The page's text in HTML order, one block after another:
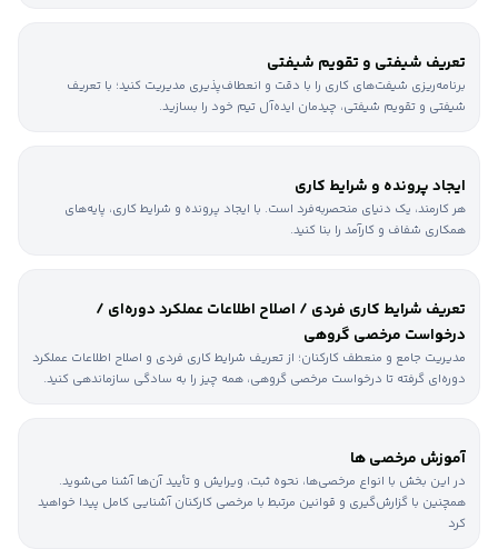
تعریف شیفتی و تقویم شیفتی
برنامه‌ریزی شیفت‌های کاری را با دقت و انعطاف‌پذیری مدیریت کنید؛ با تعریف
شیفتی و تقویم شیفتی، چیدمان ایده‌آل تیم خود را بسازید.
ایجاد پرونده و شرایط کاری
هر کارمند، یک دنیای منحصربه‌فرد است. با ایجاد پرونده و شرایط کاری، پایه‌های
همکاری شفاف و کارآمد را بنا کنید.
تعریف شرایط کاری فردی / اصلاح اطلاعات عملکرد دوره‌ای /
درخواست مرخصی گروهی
مدیریت جامع و منعطف کارکنان؛ از تعریف شرایط کاری فردی و اصلاح اطلاعات عملکرد
دوره‌ای گرفته تا درخواست مرخصی گروهی، همه چیز را به سادگی سازماندهی کنید.
آموزش مرخصی ها
در این بخش با انواع مرخصی‌ها، نحوه ثبت، ویرایش و تأیید آن‌ها آشنا می‌شوید.
همچنین با گزارش‌گیری و قوانین مرتبط با مرخصی کارکنان آشنایی کامل پیدا خواهید
کرد